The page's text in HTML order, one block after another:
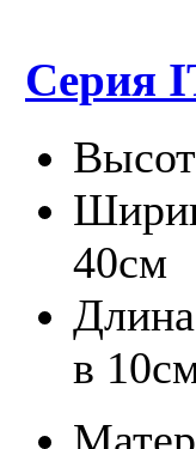
Серия
40см
в